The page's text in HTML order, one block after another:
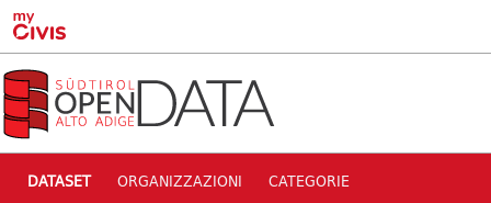
Skip to main content
DATASET ORGANIZZAZIONI CATEGORIE